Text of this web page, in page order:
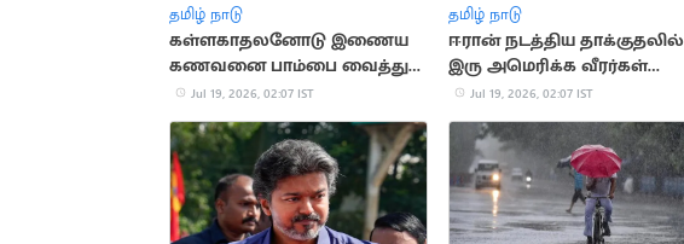
தமிழ் நாடு
கள்ளகாதலனோடு இணைய
கணவனை பாம்பை வைத்து
கொன்ற மனைவி
Jul 19, 2026, 02:07 IST
தமிழ் நாடு
ஈரான் நடத்திய தாக்குதலில்
இரு அமெரிக்க வீரர்கள்
உயிரிழப்பு
Jul 19, 2026, 02:07 IST